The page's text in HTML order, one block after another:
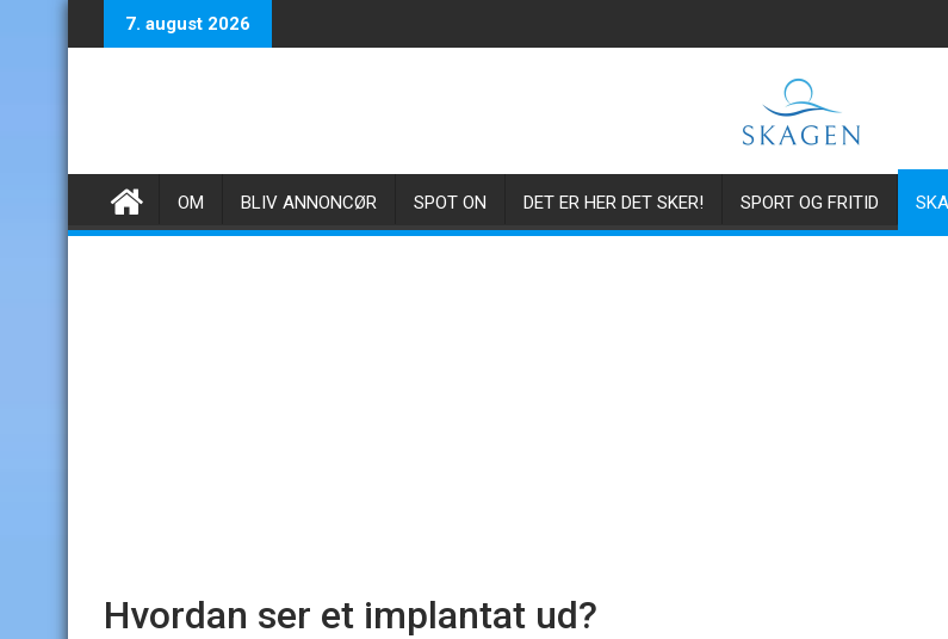
to
7. august 2026
OM BLIV ANNONCØR SPOT ON DET ER HER DET SKER! SPORT OG FRITID
Hvordan ser et implantat ud?